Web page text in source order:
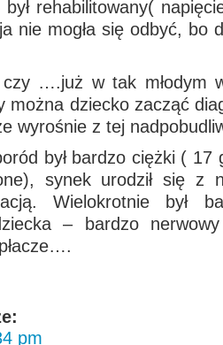
rehabilitowany(
nie mogła się odbyć, bo
….już w tak młodym
można dziecko zacząć
wyrośnie z tej
był bardzo ciężki ( 17
synek urodził się z
Wielokrotnie był
– bardzo nerwowy
pm